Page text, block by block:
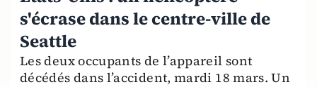
s'écrase dans le centre-ville de
Seattle
Les deux occupants de l’appareil sont
décédés dans l’accident, mardi 18 mars. Un